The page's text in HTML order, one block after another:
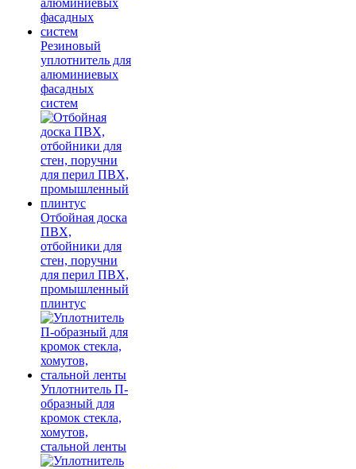
Резиновый
уплотнитель для
алюминиевых
фасадных
систем
Отбойная доска
ПВХ,
отбойники для
стен, поручни
для перил ПВХ,
промышленный
плинтус
Уплотнитель П-
образный для
кромок стекла,
хомутов,
стальной ленты